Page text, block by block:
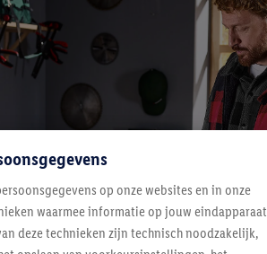
op onze websites en in onze
waarmee informatie op jouw eindapparaat
deze technieken zijn technisch noodzakelijk,